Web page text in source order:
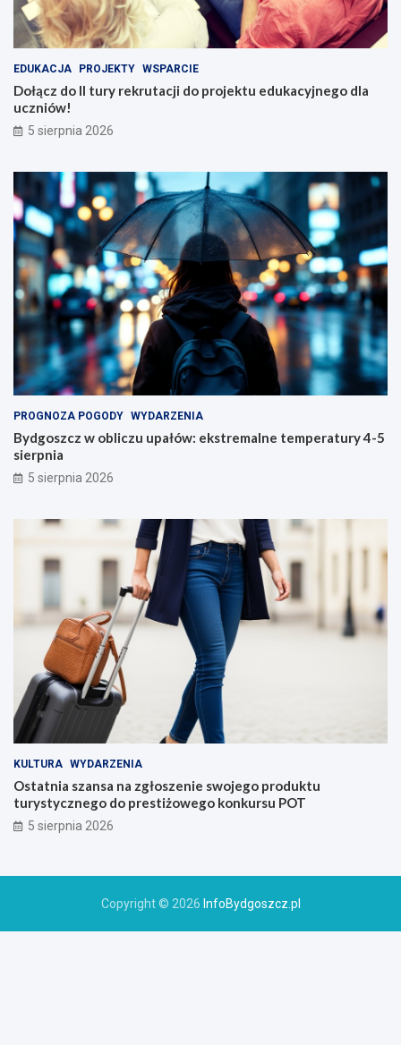
EDUKACJA PROJEKTY WSPARCIE
Dołącz do II tury rekrutacji do projektu edukacyjnego dla
uczniów!
5 sierpnia 2026
PROGNOZA POGODY WYDARZENIA
Bydgoszcz w obliczu upałów: ekstremalne temperatury 4-5
sierpnia
5 sierpnia 2026
KULTURA WYDARZENIA
Ostatnia szansa na zgłoszenie swojego produktu
turystycznego do prestiżowego konkursu POT
5 sierpnia 2026
Copyright © 2026 InfoBydgoszcz.pl